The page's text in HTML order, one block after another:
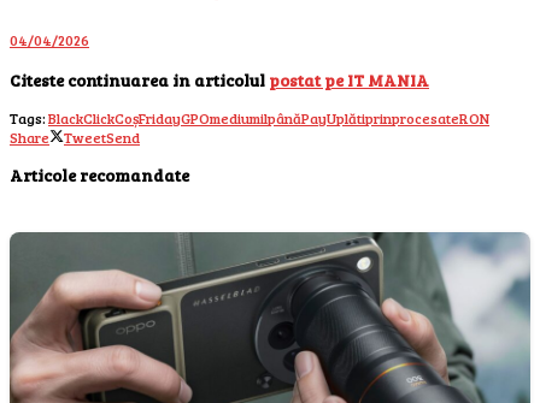
04/04/2026
Citeste continuarea in articolul postat pe IT MANIA
Tags:BlackClickCoșFridayGPOmediumilpânăPayUplătiprinprocesateRON
Share
TweetSend
Articole recomandate